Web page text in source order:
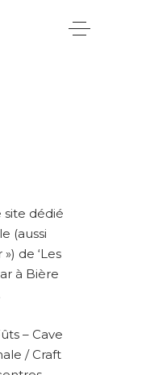
site dédié
(aussi
de ‘Les
à Bière
– Cave
/ Craft